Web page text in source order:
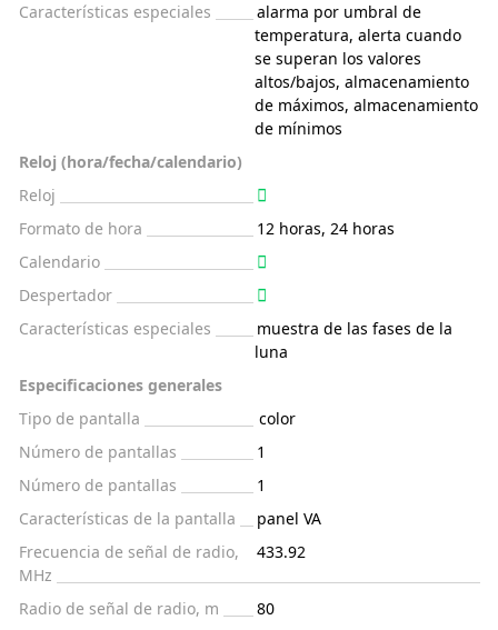
Características especiales
alarma por umbral de
temperatura, alerta cuando
se superan los valores
altos/bajos, almacenamiento
de máximos, almacenamiento
de mínimos
Reloj (hora/fecha/calendario)
Reloj
Formato de hora
12 horas, 24 horas
Calendario
Despertador
Características especiales
muestra de las fases de la
luna
Especificaciones generales
Tipo de pantalla
color
Número de pantallas
1
Número de pantallas
1
Características de la pantalla
panel VA
Frecuencia de señal de radio,
MHz
433.92
Radio de señal de radio, m
80